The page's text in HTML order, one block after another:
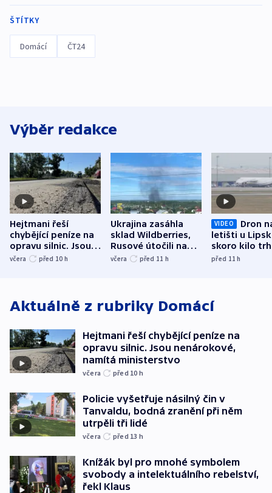
ŠTÍTKY
Domácí ČT24
Výběr redakce
Hejtmani řeší
chybějící peníze na
opravu silnic. Jsou
nenárokové, namítá
včera před 10 h
Ukrajina zasáhla
sklad Wildberries,
Rusové útočili na
trh, hasiče či
včera před 11 h
VIDEO
Dron
letišti u
skoro kilo
indicie
před 11h
Aktuálně z rubriky Domácí
Hejtmani řeší chybějící peníze na
opravu silnic. Jsou nenárokové,
namítá ministerstvo
včera před 10 h
Policie vyšetřuje násilný čin v
Tanvaldu, bodná zranění při něm
utrpěli tři lidé
včera před 13 h
Knížák byl pro mnohé symbolem
svobody a intelektuálního rebelství,
řekl Klaus